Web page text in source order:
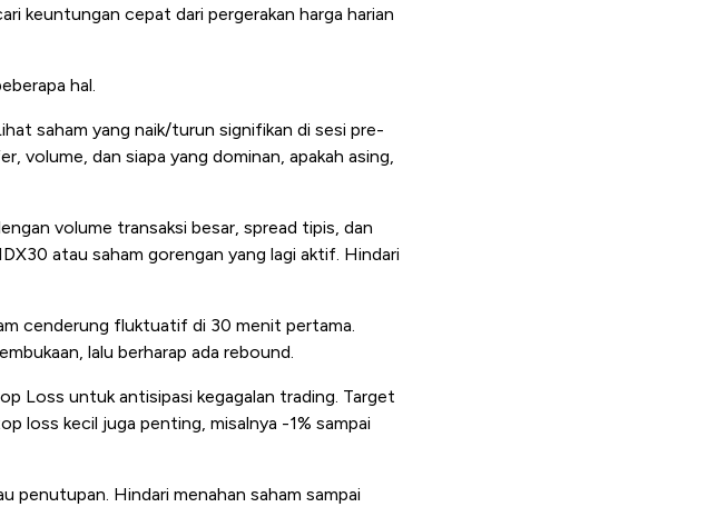
keuntungan cepat dari pergerakan harga harian
hal.
saham yang naik/turun signifikan di sesi pre-
volume, dan siapa yang dominan, apakah asing,
volume transaksi besar, spread tipis, dan
atau saham gorengan yang lagi aktif. Hindari
cenderung fluktuatif di 30 menit pertama.
lalu berharap ada rebound.
Loss untuk antisipasi kegagalan trading. Target
loss kecil juga penting, misalnya -1% sampai
penutupan. Hindari menahan saham sampai